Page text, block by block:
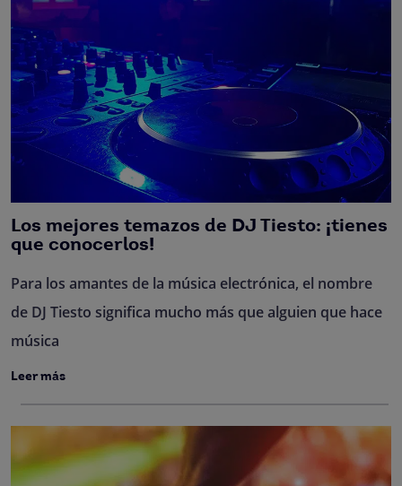
Los mejores temazos de DJ Tiesto: ¡tienes
que conocerlos!
Para los amantes de la música electrónica, el nombre
de DJ Tiesto significa mucho más que alguien que hace
música
Leer más